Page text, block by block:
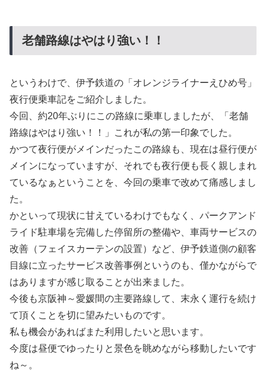
老舗路線はやはり強い！！
というわけで、伊予鉄道の「オレンジライナーえひめ号」
夜行便乗車記をご紹介しました。
今回、約20年ぶりにこの路線に乗車しましたが、「老舗
路線はやはり強い！！」これが私の第一印象でした。
かつて夜行便がメインだったこの路線も、現在は昼行便が
メインになっていますが、それでも夜行便も長く親しまれ
ているなぁということを、今回の乗車で改めて痛感しまし
た。
かといって現状に甘えているわけでもなく、パークアンド
ライド駐車場を完備した停留所の整備や、車両サービスの
改善（フェイスカーテンの設置）など、伊予鉄道側の顧客
目線に立ったサービス改善事例というのも、僅かながらで
はありますが感じ取ることが出来ました。
今後も京阪神～愛媛間の主要路線して、末永く運行を続け
て頂くことを切に望みたいものです。
私も機会があればまた利用したいと思います。
今度は昼便でゆったりと景色を眺めながら移動したいです
ね～。